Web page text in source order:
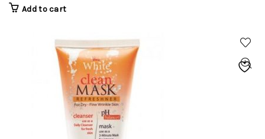
Add to cart